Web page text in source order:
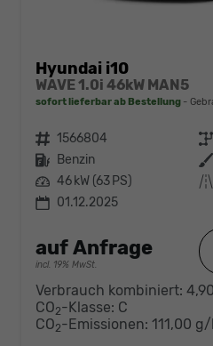
Hyundai i10
WAVE 1.0i 46kW MAN5
sofort lieferbar ab Bestellung
Fahrzeugnr. 1566804 Getriebe
Kraftstoff Benzin Außenfarbe
Leistung 46 kW (63 PS) Kilometerstand
01.12.2025
auf Anfrage
incl. 19% MwSt.
Verbrauch kombiniert:
CO2-Klasse: C
CO2-Emissionen: 111,00